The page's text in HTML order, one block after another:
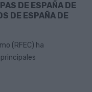
DE ESPAÑA DE
DE ESPAÑA DE
(RFEC) ha